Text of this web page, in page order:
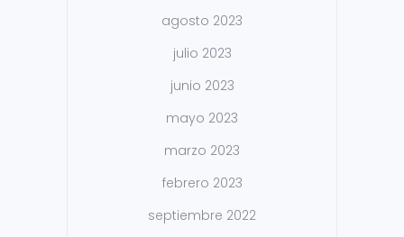
agosto 2023
julio 2023
junio 2023
mayo 2023
marzo 2023
febrero 2023
septiembre 2022